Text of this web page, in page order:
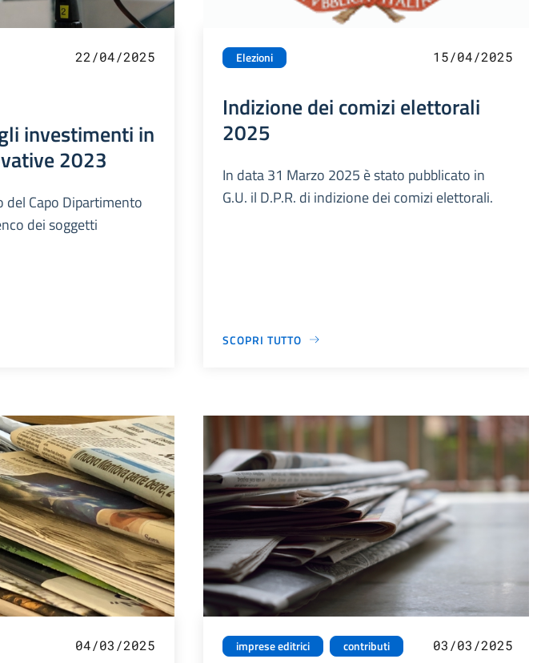
22/04/2025
investimenti in
2023
Capo Dipartimento
dei soggetti
Elezioni 15/04/2025
Indizione dei comizi elettorali
2025
In data 31 Marzo 2025 è stato pubblicato in
G.U. il D.P.R. di indizione dei comizi elettorali.
SCOPRI TUTTO
04/03/2025 imprese editrici contributi 03/03/2025